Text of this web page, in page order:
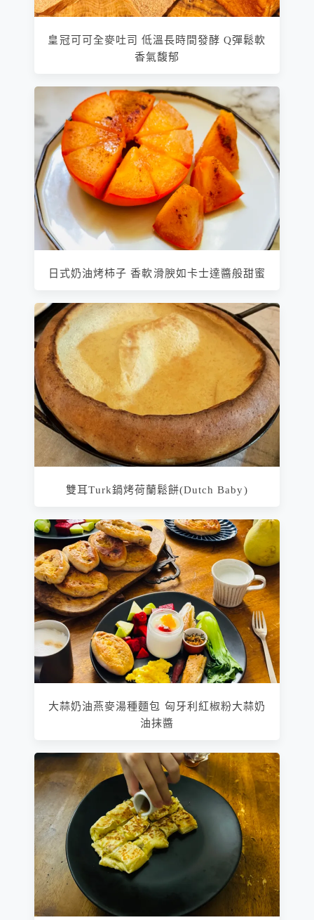
皇冠可可全麥吐司 低溫長時間發酵 Q彈鬆軟
香氣馥郁
日式奶油烤柿子 香軟滑腴如卡士達醬般甜蜜
雙耳Turk鍋烤荷蘭鬆餅(Dutch Baby)
大蒜奶油燕麥湯種麵包 匈牙利紅椒粉大蒜奶
油抹醬